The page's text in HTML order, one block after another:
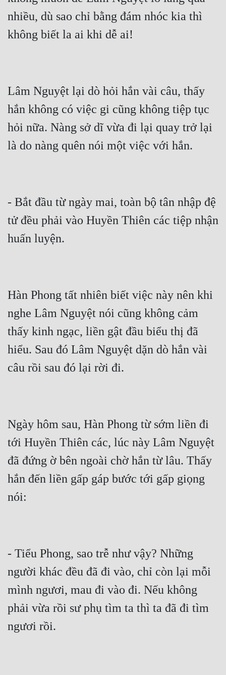
nhiều, dù sao chỉ bằng đám nhóc kia thì
không biết la ai khi dễ ai!
Lâm Nguyệt lại dò hỏi hắn vài câu, thấy
hắn không có việc gi cũng không tiệp tục
hỏi nữa. Nàng sở dĩ vừa đi lại quay trở lại
là do nàng quên nói một việc với hắn.
- Bắt đầu từ ngày mai, toàn bộ tân nhập đệ
tử đều phải vào Huyền Thiên các tiệp nhận
huấn luyện.
Hàn Phong tất nhiên biết việc này nên khi
nghe Lâm Nguyệt nói cũng không cảm
thấy kinh ngạc, liền gật đầu biểu thị đã
hiểu. Sau đó Lâm Nguyệt dặn dò hắn vài
câu rồi sau đó lại rời đi.
Ngày hôm sau, Hàn Phong từ sớm liền đi
tới Huyền Thiên các, lúc này Lâm Nguyệt
đã đứng ờ bên ngoài chờ hắn từ lâu. Thấy
hắn đến liền gấp gáp bước tới gấp giọng
nói:
- Tiểu Phong, sao trễ như vậy? Những
người khác đều đã đi vào, chỉ còn lại mỗi
mình ngươi, mau đi vào đi. Nếu không
phải vừa rồi sư phụ tìm ta thì ta đã đi tìm
ngươi rồi.